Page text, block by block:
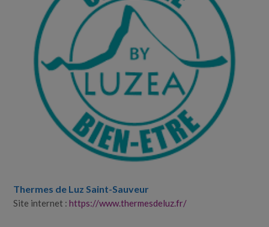
Thermes de Luz Saint-Sauveur
Site internet :https://www.thermesdeluz.fr/